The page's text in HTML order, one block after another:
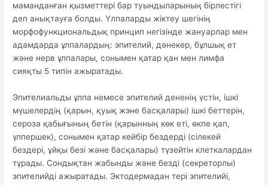
маманданған қызметтері бар туындыларының бірлестігі
деп анықтауға болды. Үлпаларды жіктеу шегінің
морфофункциональдық принцип негізінде жануарлар мен
адамдарда ұлпалардың: эпителий, дәнекер, бұлшық ет
және нерв ұлпалары, сонымен қатар қан мен лимфа
сияқты 5 типін ажыратады.
Эпителиальды ұлпа немесе эпителий дененің үстін, ішкі
мүшелердің (қарын, қуық жэне басқалары) ішкі беттерін,
сероза қабығының бетін (қарынның көк еті, өкпе қап,
үлпершек), сонымен қатар кейбір бездерді (сілекей
бездері, ұйқы безі және басқалары) түзейтін клеткалардан
тұрады. Сондықтан жабынды және безді (секреторлы)
эпителийді ажыратады. Эктодермадан тері эпителийі,